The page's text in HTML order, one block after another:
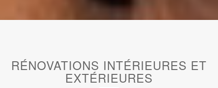
RÉNOVATIONS INTÉRIEURES ET
EXTÉRIEURES